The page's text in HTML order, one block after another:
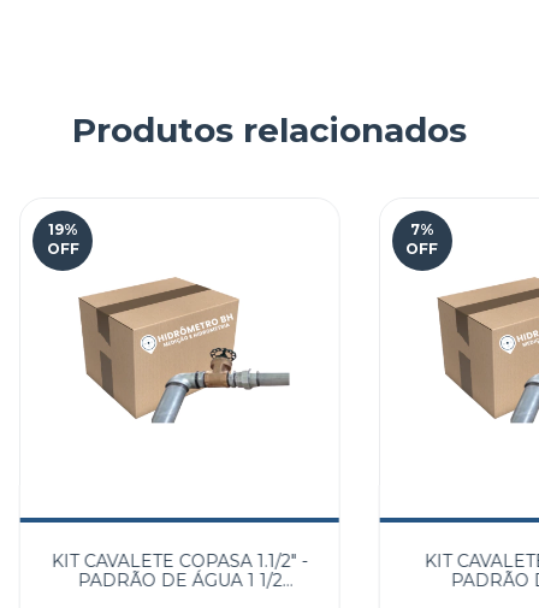
Produtos relacionados
19%
OFF
KIT CAVALETE COPASA 1.1/2" -
PADRÃO DE ÁGUA 1 1/2
7%
OFF
KIT
PADRÃO